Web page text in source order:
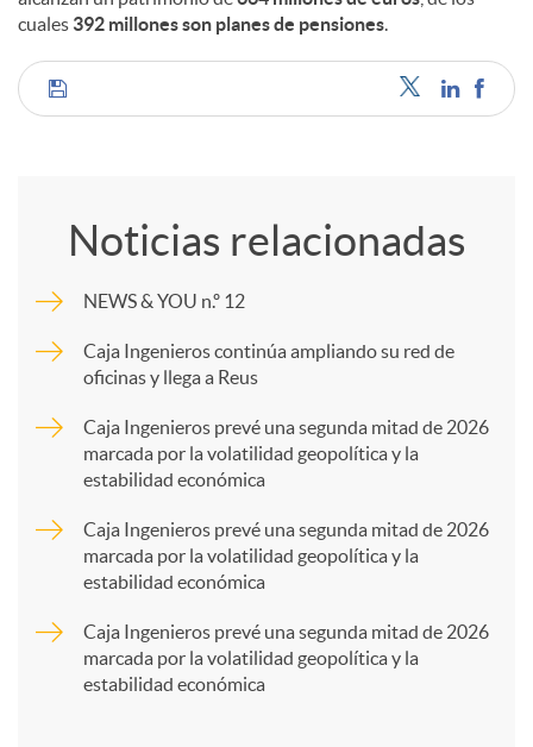
cuales 392 millones son planes de pensiones.
C
m
p
a
Noticias relacionadas
NEWS & YOU n.º 12
Caja Ingenieros continúa ampliando su red de
oficinas y llega a Reus
Caja Ingenieros prevé una segunda mitad de 2026
marcada por la volatilidad geopolítica y la
estabilidad económica
Caja Ingenieros prevé una segunda mitad de 2026
marcada por la volatilidad geopolítica y la
estabilidad económica
Caja Ingenieros prevé una segunda mitad de 2026
marcada por la volatilidad geopolítica y la
estabilidad económica